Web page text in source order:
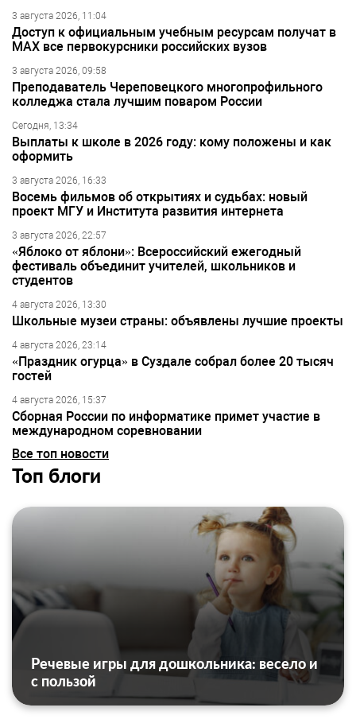
3 августа 2026, 11:04
Доступ к официальным учебным ресурсам получат в
МАХ все первокурсники российских вузов
3 августа 2026, 09:58
Преподаватель Череповецкого многопрофильного
колледжа стала лучшим поваром России
Сегодня, 13:34
Выплаты к школе в 2026 году: кому положены и как
оформить
3 августа 2026, 16:33
Восемь фильмов об открытиях и судьбах: новый
проект МГУ и Института развития интернета
3 августа 2026, 22:57
«Яблоко от яблони»: Всероссийский ежегодный
фестиваль объединит учителей, школьников и
студентов
4 августа 2026, 13:30
Школьные музеи страны: объявлены лучшие проекты
4 августа 2026, 23:14
«Праздник огурца» в Суздале собрал более 20 тысяч
гостей
4 августа 2026, 15:37
Сборная России по информатике примет участие в
международном соревновании
Все топ новости
Топ блоги
Речевые игры для дошкольника: весело и
с пользой